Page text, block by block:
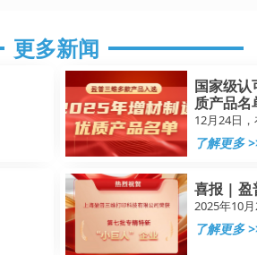
更多新闻
国家级认
质产品名
12月24日
了解更多
喜报 | 盈
2025年10
了解更多